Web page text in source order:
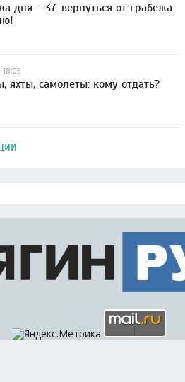
дня – 37: вернуться от грабежа
18:05
яхты, самолеты: кому отдать?